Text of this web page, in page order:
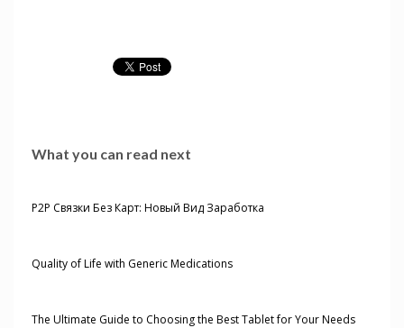
What you can read next
P2P Связки Без Карт: Новый Вид Заработка
Quality of Life with Generic Medications
The Ultimate Guide to Choosing the Best Tablet for Your Needs